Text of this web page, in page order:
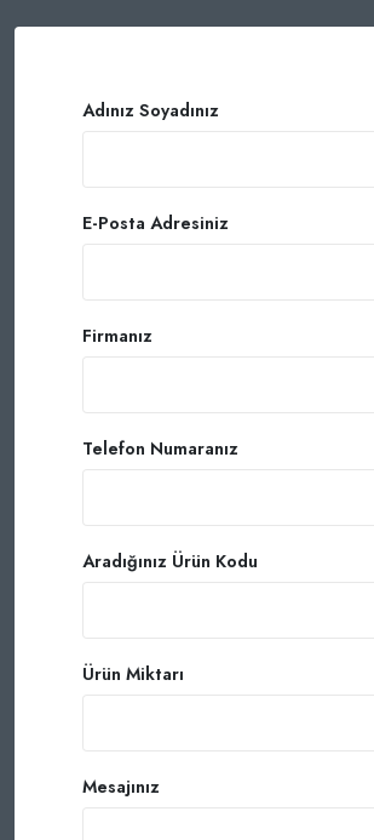
Adınız Soyadınız
E-Posta Adresiniz
Firmanız
Telefon Numaranız
Aradığınız Ürün Kodu
Ürün Miktarı
Mesajınız